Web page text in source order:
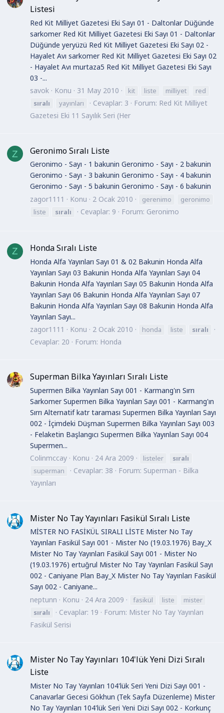
Listesi
Red Kit Milliyet Gazetesi Eki Sayı 01 - Daltonlar Düğünde
sarkomer Red Kit Milliyet Gazetesi Eki Sayı 01 - Daltonlar
Düğünde yeryüzü Red Kit Milliyet Gazetesi Eki Sayı 02 -
Hayalet Avı sarkomer Red Kit Milliyet Gazetesi Eki Sayı 02
- Hayalet Avı murtaza5 Red Kit Milliyet Gazetesi Eki Sayı
03 -...
savok
Konu 31 May 2010 kit liste milliyet
red
sıralı
yayınları Cevaplar: 3 Forum: Red Kit Milliyet
Gazetesi Eki 11 Sayılık Seri (Her
Z Geronimo Sıralı Liste
Geronimo - Sayı - 1 bakunin Geronimo - Sayı - 2 bakunin
Geronimo - Sayı - 3 bakunin Geronimo - Sayı - 4 bakunin
Geronimo - Sayı - 5 bakunin Geronimo - Sayı - 6 bakunin
zagor1111
Konu 2 Ocak 2010 gerenimo
geronimo
liste
sıralı Cevaplar: 9 Forum: Geronimo
Z Honda Sıralı Liste
Honda Alfa Yayınları Sayı 01 & 02 Bakunin Honda Alfa
Yayınları Sayı 03 Bakunin Honda Alfa Yayınları Sayı 04
Bakunin Honda Alfa Yayınları Sayı 05 Bakunin Honda Alfa
Yayınları Sayı 06 Bakunin Honda Alfa Yayınları Sayı 07
Bakunin Honda Alfa Yayınları Sayı 08 Bakunin Honda Alfa
Yayınları Sayı...
zagor1111
Konu 2 Ocak 2010 honda liste sıralı
Cevaplar: 20 Forum: Honda
Superman Bilka Yayınları Sıralı Liste
Supermen Bilka Yayınları Sayı 001 - Karmang'ın Sırrı
Sarkomer Supermen Bilka Yayınları Sayı 001 - Karmang'ın
Sırrı Alternatif katr taraması Supermen Bilka Yayınları Sayı
002 - İçimdeki Düşman Supermen Bilka Yayınları Sayı 003
- Felaketin Başlangıcı Supermen Bilka Yayınları Sayı 004
Supermen...
Colinmccay
Konu 24 Ara 2009 listeler
sıralı
superman
Cevaplar: 38 Forum: Superman - Bilka
Yayınları
Mister No Tay Yayınları Fasikül Sıralı Liste
MİSTER NO FASİKÜL SIRALI LİSTE Mister No Tay
Yayınları Fasikül Sayı 001 - Mister No (19.03.1976) Bay_X
Mister No Tay Yayınları Fasikül Sayı 001 - Mister No
(19.03.1976) ertuğrul Mister No Tay Yayınları Fasikül Sayı
002 - Caniyane Plan Bay_X Mister No Tay Yayınları Fasikül
Sayı 002 - Caniyane...
neptunn
Konu 24 Ara 2009 fasikül liste
mister
sıralı
Cevaplar: 19 Forum: Mister No Tay Yayınları
Fasikül Serisi
Mister No Tay Yayınları 104'lük Yeni Dizi Sıralı
Liste
Mister No Tay Yayınları 104'lük Seri Yeni Dizi Sayı 001 -
Canavarlar Gecesi Gökhun (Tek Sayfa Düzenleme) Mister
No Tay Yayınları 104'lük Seri Yeni Dizi Sayı 002 - Korkunç